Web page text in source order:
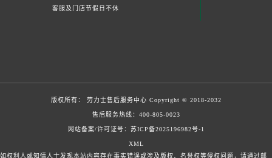
客服及门店节假日不休
版权所有： 劳力士售后服务中心 Copyright © 2018-2032
售后服务热线： 400-805-0023
网站备案/许可证号：苏ICP备2025196982号-1
XML
如权利人或知情人士发现本站内容存在事实错误或涉及版权、名誉权等侵权问题，请通过邮